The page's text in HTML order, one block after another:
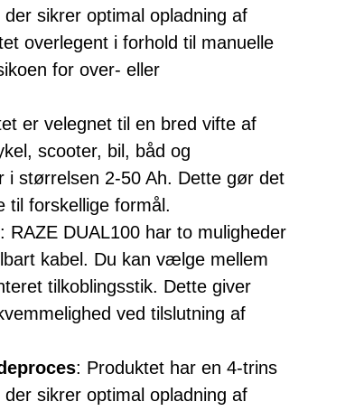
sikrer optimal opladning af
overlegent i forhold til manuelle
for over- eller
er velegnet til en bred vifte af
scooter, bil, båd og
i størrelsen 2-50 Ah. Dette gør det
til forskellige formål.
: RAZE DUAL100 har to muligheder
kabel. Du kan vælge mellem
tilkoblingsstik. Dette giver
ved tilslutning af
: Produktet har en 4-trins
sikrer optimal opladning af